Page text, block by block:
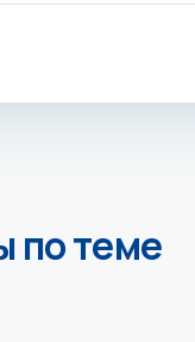
по теме